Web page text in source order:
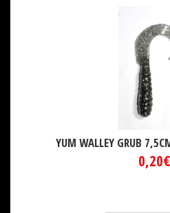
YUM WALLEY GRUB
0,20€